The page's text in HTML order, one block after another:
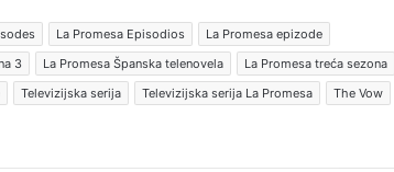
La Promesa Episodios
La Promesa epizode
3 La Promesa Španska telenovela
La Promesa treća sezona
Televizijska serija Televizijska serija La Promesa
The Vow